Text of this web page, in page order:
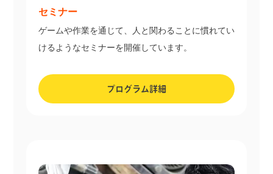
セミナー
ゲームや作業を通じて、人と関わることに慣れてい
けるようなセミナーを開催しています。
プログラム詳細